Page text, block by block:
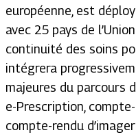
européenne, est
avec 25 pays de
continuité des soins
intégrera
majeures du parcours
e-Prescription,
compte-rendu